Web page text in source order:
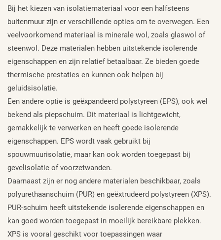
Bij het kiezen van isolatiemateriaal voor een halfsteens
buitenmuur zijn er verschillende opties om te overwegen. Een
veelvoorkomend materiaal is minerale wol, zoals glaswol of
steenwol. Deze materialen hebben uitstekende isolerende
eigenschappen en zijn relatief betaalbaar. Ze bieden goede
thermische prestaties en kunnen ook helpen bij
geluidsisolatie.
Een andere optie is geëxpandeerd polystyreen (EPS), ook wel
bekend als piepschuim. Dit materiaal is lichtgewicht,
gemakkelijk te verwerken en heeft goede isolerende
eigenschappen. EPS wordt vaak gebruikt bij
spouwmuurisolatie, maar kan ook worden toegepast bij
gevelisolatie of voorzetwanden.
Daarnaast zijn er nog andere materialen beschikbaar, zoals
polyurethaanschuim (PUR) en geëxtrudeerd polystyreen (XPS).
PUR-schuim heeft uitstekende isolerende eigenschappen en
kan goed worden toegepast in moeilijk bereikbare plekken.
XPS is vooral geschikt voor toepassingen waar